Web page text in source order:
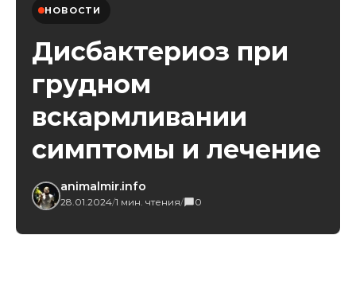
НОВОСТИ
Дисбактериоз при
грудном
вскармливании
симптомы и лечение
animalmir.info
28.01.2024/1 мин. чтения/ 0